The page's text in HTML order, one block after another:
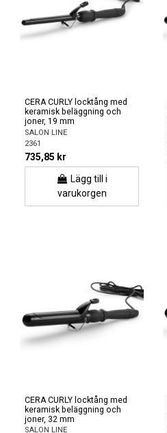
CERA CURLY locktång med
keramisk beläggning och
joner, 19 mm
SALON LINE
2361
735,85 kr
Lägg till i
varukorgen
CERA CURLY locktång med
keramisk beläggning och
joner, 32 mm
SALON LINE